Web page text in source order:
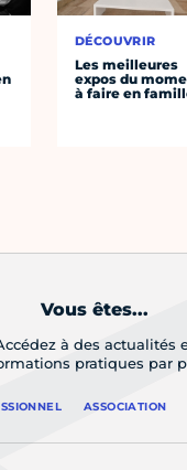
DÉCOUVRIR
Les meilleures
expos du
à faire en
Vous êtes...
à des actualités
pratiques par
ASSOCIATION